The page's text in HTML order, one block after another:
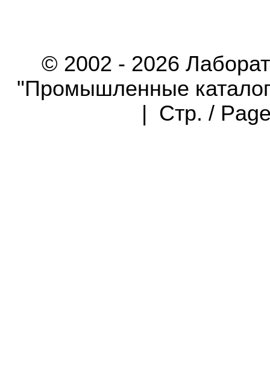
© 2002 - 2026
"Промышленные
| Стр. /